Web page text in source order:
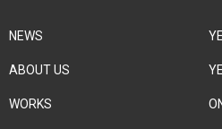
NEWS
ABOUT US
WORKS